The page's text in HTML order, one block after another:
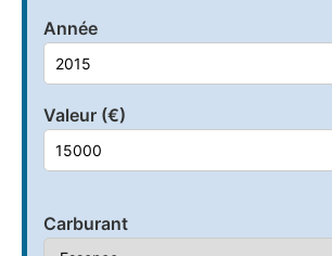
Année
Valeur (€)
Carburant